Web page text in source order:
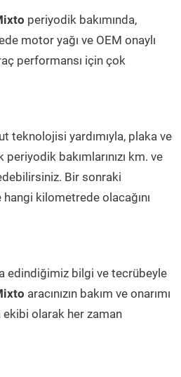
periyodik bakımında,
motor yağı ve OEM onaylı
performansı için çok
teknolojisi yardımıyla, plaka ve
bakımlarınızı km. ve
Bir sonraki
hangi kilometrede olacağını
edindiğimiz bilgi ve tecrübeyle
aracınızın bakım ve onarımı
olarak her zaman